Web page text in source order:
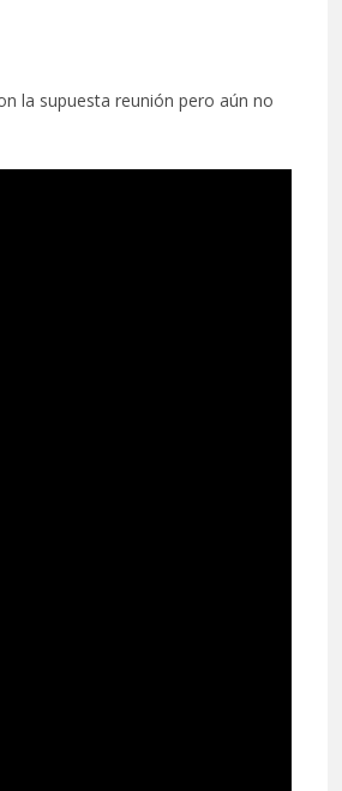
la supuesta reunión pero aún no